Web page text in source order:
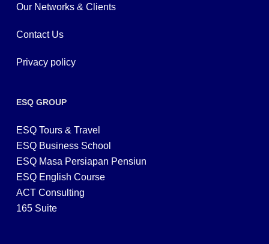
Our Networks & Clients
Contact Us
Privacy policy
ESQ GROUP
ESQ Tours & Travel
ESQ Business School
ESQ Masa Persiapan Pensiun
ESQ English Course
ACT Consulting
165 Suite